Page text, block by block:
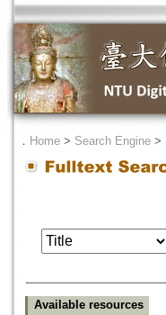
． Home > Search Engine >
Available resources